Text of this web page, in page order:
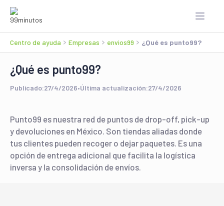
Centro de ayuda Empresas envios99 ¿Qué es punto99?
¿Qué es punto99?
Publicado:27/4/2026•Última actualización:27/4/2026
Punto99 es nuestra red de puntos de drop-off, pick-up
y devoluciones en México. Son tiendas aliadas donde
tus clientes pueden recoger o dejar paquetes. Es una
opción de entrega adicional que facilita la logística
inversa y la consolidación de envíos.